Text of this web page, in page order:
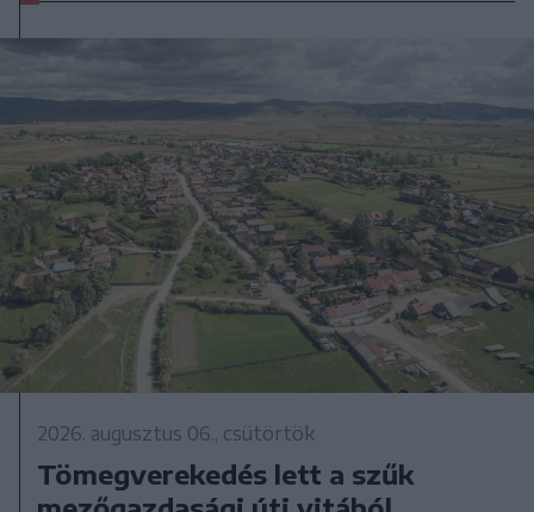
2026. augusztus 06., csütörtök
Tömegverekedés lett a szűk